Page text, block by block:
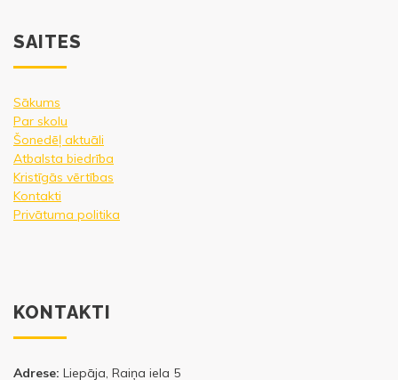
SAITES
Sākums
Par skolu
Šonedēļ aktuāli
Atbalsta biedrība
Kristīgās vērtības
Kontakti
Privātuma politika
KONTAKTI
Adrese: Liepāja, Raiņa iela 5